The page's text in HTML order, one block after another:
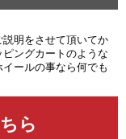
明をさせて頂いてか
ングカートのような
ールの事なら何でも